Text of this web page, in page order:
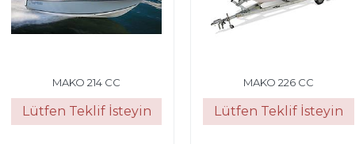
MAKO 214 CC
Lütfen Teklif İsteyin
MAKO 226 CC
Lütfen Teklif İsteyin